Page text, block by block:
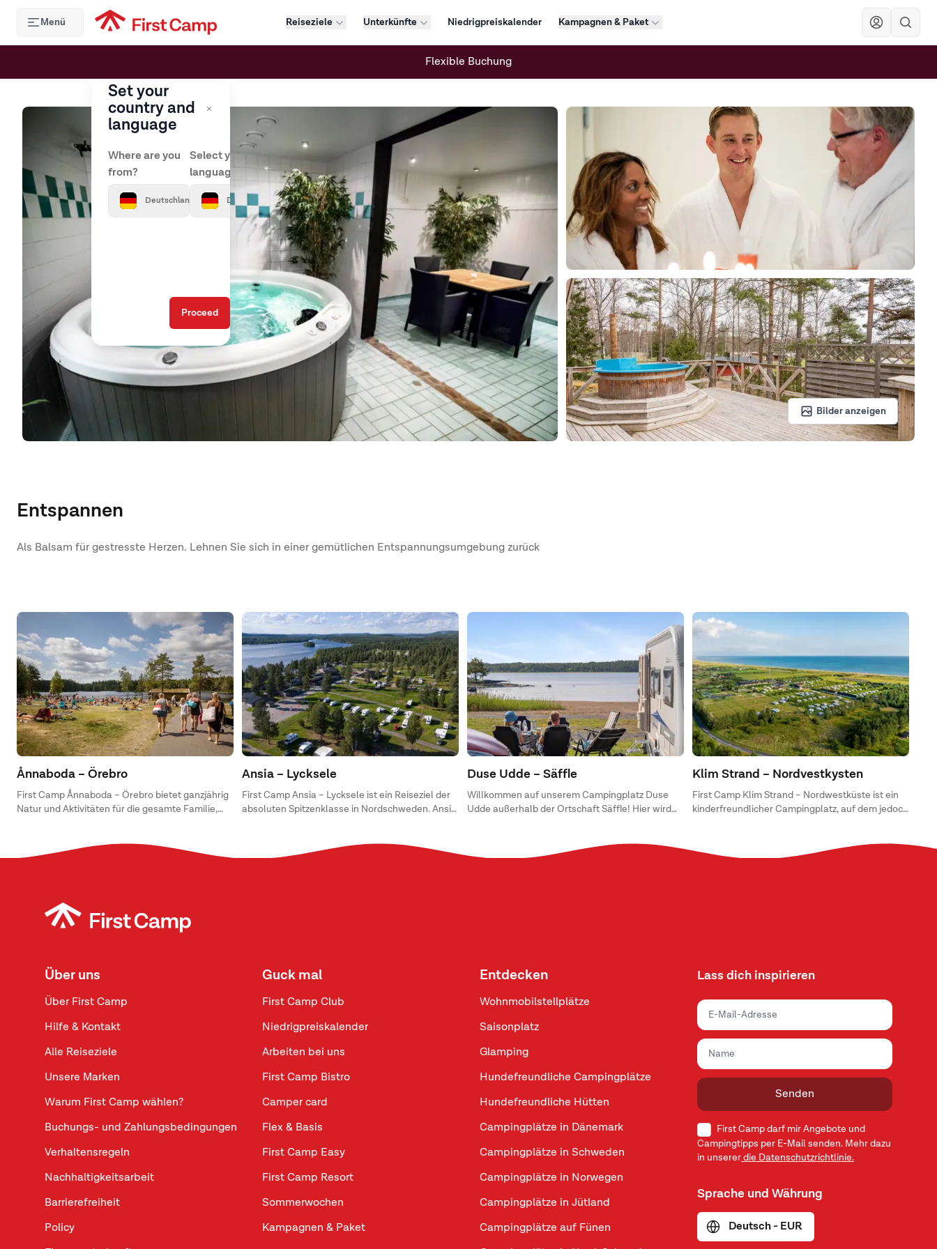
Hoppa till huvudinnehåll
Menü Reiseziele Unterkünfte Niedrigpreiskalender Kampagnen & Paket
Sök
Flexible Buchung
Bilder anzeigen
Entspannen
Als Balsam für gestresste Herzen. Lehnen Sie sich in einer gemütlichen Entspannungsumgebung zurück
Ånnaboda – Örebro
First Camp Ånnaboda – Örebro bietet ganzjährig
Natur und Aktivitäten für die gesamte Familie,
Ansia – Lycksele
First Camp Ansia – Lycksele ist ein Reiseziel der
absoluten Spitzenklasse in Nordschweden. Ansia
Duse Udde – Säffle
Willkommen auf unserem Campingplatz Duse
Udde außerhalb der Ortschaft Säffle! Hier wird
Klim Strand – Nordvestkysten
First Camp Klim Strand – Nordwestküste ist ein
kinderfreundlicher Campingplatz, auf dem jedoch
Über uns
Über First Camp
Hilfe & Kontakt
Alle Reiseziele
Unsere Marken
Warum First Camp wählen?
Buchungs- und Zahlungsbedingungen
Verhaltensregeln
Nachhaltigkeitsarbeit
Barrierefreiheit
Policy
Guck mal
First Camp Club
Niedrigpreiskalender
Arbeiten bei uns
First Camp Bistro
Camper card
Flex & Basis
First Camp Easy
First Camp Resort
Sommerwochen
Kampagnen & Paket
Entdecken
Wohnmobilstellplätze
Saisonplatz
Glamping
Hundefreundliche Campingplätze
Hundefreundliche Hütten
Campingplätze in Dänemark
Campingplätze in Schweden
Campingplätze in Norwegen
Campingplätze in Jütland
Campingplätze auf Fünen
Lass dich inspirieren
Senden
First Camp darf mir Angebote und
Campingtipps per E-Mail senden. Mehr dazu
in unserer die Datenschutzrichtlinie.
Sprache und Währung
Deutsch - EUR
Set your
country and
language
Where are you
from?
Deutschland
Select your
language?
Deutsch
Proceed